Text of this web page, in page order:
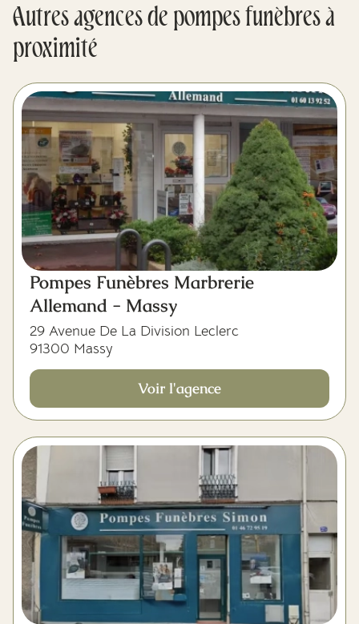
Autres agences de pompes funèbres à
proximité
Pompes Funèbres Marbrerie
Allemand - Massy
29 Avenue De La Division Leclerc
91300 Massy
Voir l'agence